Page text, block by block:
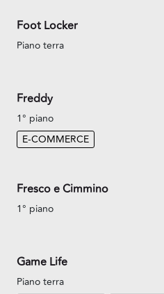
Foot Locker
Piano terra
Freddy
1° piano
E-COMMERCE
Fresco e Cimmino
1° piano
Game Life
Piano terra